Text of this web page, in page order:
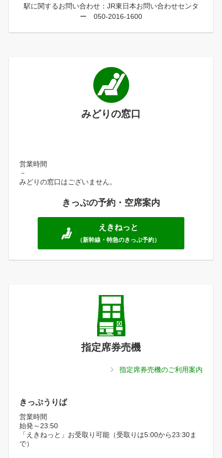
駅に関するお問い合わせ：JR東日本お問い合わせセンタ
ー 050-2016-1600
みどりの窓口
営業時間
－
みどりの窓口はございません。
きっぷの予約・空席案内
えきねっと
（新幹線・特急のきっぷ予約）
指定席券売機
指定席券売機のご利用案内
きっぷうりば
営業時間
始発～23:50
「えきねっと」お受取り可能（受取りは5:00から23:30ま
で）